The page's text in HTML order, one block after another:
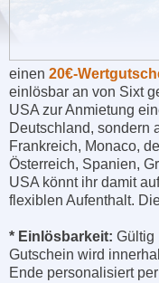
einen 20€-
einlösbar an von Sixt
USA zur Anmietung
Deutschland, sondern
Frankreich, Monaco,
Österreich, Spanien,
USA könnt ihr damit
flexiblen Aufenthalt.
* Einlösbarkeit: Gültig
Gutschein wird
Ende personalisiert